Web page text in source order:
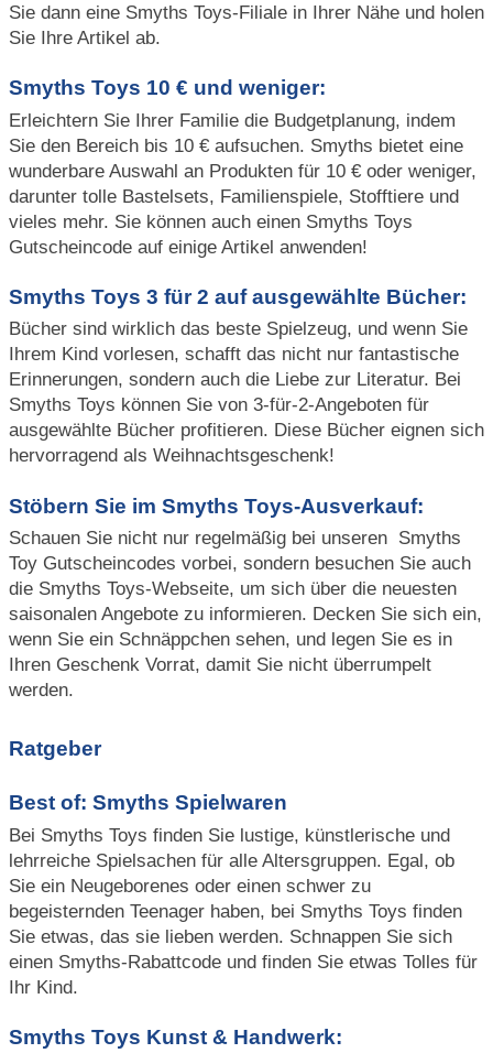
Sie dann eine Smyths Toys-Filiale in Ihrer Nähe und holen
Sie Ihre Artikel ab.
Smyths Toys 10 € und weniger:
Erleichtern Sie Ihrer Familie die Budgetplanung, indem
Sie den Bereich bis 10 € aufsuchen. Smyths bietet eine
wunderbare Auswahl an Produkten für 10 € oder weniger,
darunter tolle Bastelsets, Familienspiele, Stofftiere und
vieles mehr. Sie können auch einen Smyths Toys
Gutscheincode auf einige Artikel anwenden!
Smyths Toys 3 für 2 auf ausgewählte Bücher:
Bücher sind wirklich das beste Spielzeug, und wenn Sie
Ihrem Kind vorlesen, schafft das nicht nur fantastische
Erinnerungen, sondern auch die Liebe zur Literatur. Bei
Smyths Toys können Sie von 3-für-2-Angeboten für
ausgewählte Bücher profitieren. Diese Bücher eignen sich
hervorragend als Weihnachtsgeschenk!
Stöbern Sie im Smyths Toys-Ausverkauf:
Schauen Sie nicht nur regelmäßig bei unseren Smyths
Toy Gutscheincodes vorbei, sondern besuchen Sie auch
die Smyths Toys-Webseite, um sich über die neuesten
saisonalen Angebote zu informieren. Decken Sie sich ein,
wenn Sie ein Schnäppchen sehen, und legen Sie es in
Ihren Geschenk Vorrat, damit Sie nicht überrumpelt
werden.
Ratgeber
Best of: Smyths Spielwaren
Bei Smyths Toys finden Sie lustige, künstlerische und
lehrreiche Spielsachen für alle Altersgruppen. Egal, ob
Sie ein Neugeborenes oder einen schwer zu
begeisternden Teenager haben, bei Smyths Toys finden
Sie etwas, das sie lieben werden. Schnappen Sie sich
einen Smyths-Rabattcode und finden Sie etwas Tolles für
Ihr Kind.
Smyths Toys Kunst & Handwerk: